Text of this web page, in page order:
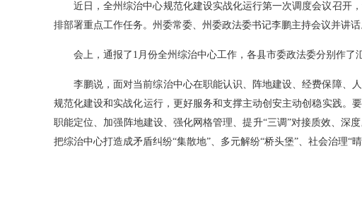
近日，全州综治中心规范化建设实战化运行第一次调度会议召开
排部署重点工作任务。州委常委、州委政法委书记李鹏主持会议并讲话
会上，通报了1月份全州综治中心工作，各县市委政法委分别作了
李鹏说，面对当前综治中心在职能认识、阵地建设、经费保障、
规范化建设和实战化运行，更好服务和支撑主动创安主动创稳实践。
职能定位、加强阵地建设、强化网格管理、提升“三调”对接质效、深
把综治中心打造成矛盾纠纷“集散地”、多元解纷“桥头堡”、社会治理“晴